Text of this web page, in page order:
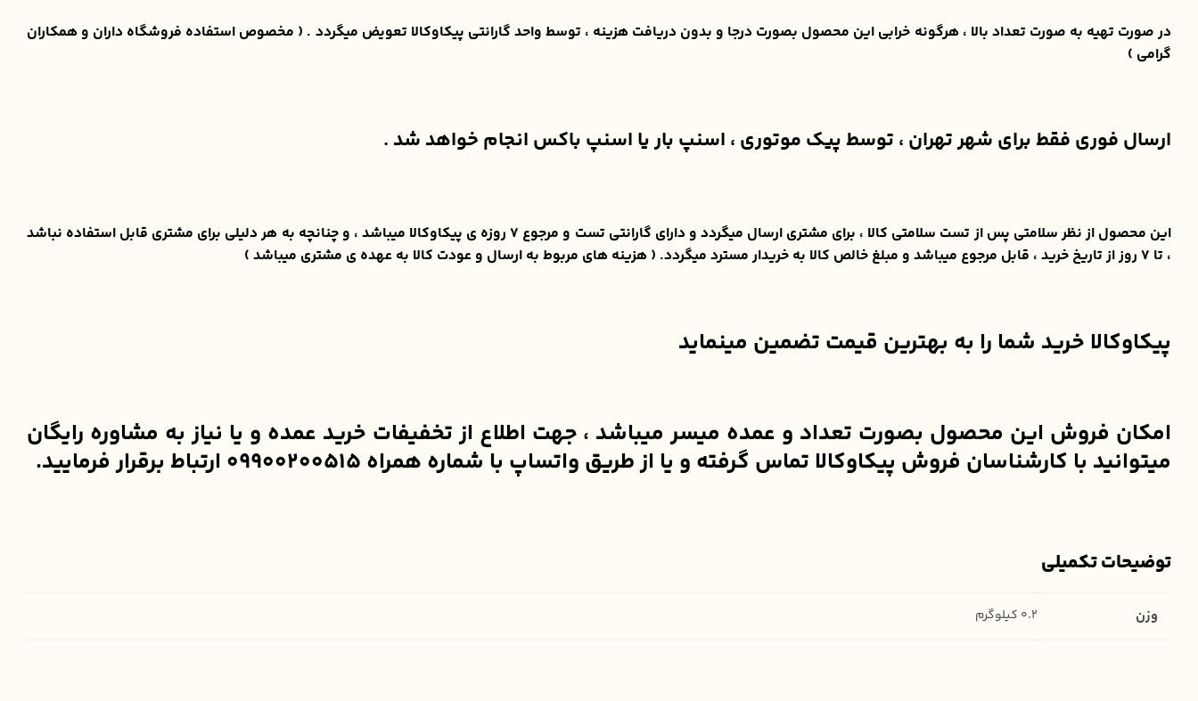
در صورت تهیه به صورت تعداد بالا ، هرگونه خرابی این محصول بصورت درجا و بدون دریافت هزینه ، توسط واحد گارانتی پیکاوکالا تعویض میگردد . ( مخصوص استفاده فروشگاه داران و همکاران
گرامی )
ارسال فوری فقط برای شهر تهران ، توسط پیک موتوری ، اسنپ بار یا اسنپ باکس انجام خواهد شد .
این محصول از نظر سلامتی پس از تست سلامتی کالا ، برای مشتری ارسال میگردد و دارای گارانتی تست و مرجوع ۷ روزه ی پیکاوکالا میباشد ، و چنانچه به هر دلیلی برای مشتری قابل استفاده نباشد
، تا ۷ روز از تاریخ خرید ، قابل مرجوع میباشد و مبلغ خالص کالا به خریدار مسترد میگردد. ( هزینه های مربوط به ارسال و عودت کالا به عهده ی مشتری میباشد )
پیکاوکالا خرید شما را به بهترین قیمت تضمین مینماید
امکان فروش این محصول بصورت تعداد و عمده میسر میباشد ، جهت اطلاع از تخفیفات خرید عمده و یا نیاز به مشاوره رایگان
میتوانید با کارشناسان فروش پیکاوکالا تماس گرفته و یا از طریق واتساپ با شماره همراه 09900200515 ارتباط برقرار فرمایید.
توضیحات تکمیلی
وزن 0.2 کیلوگرم